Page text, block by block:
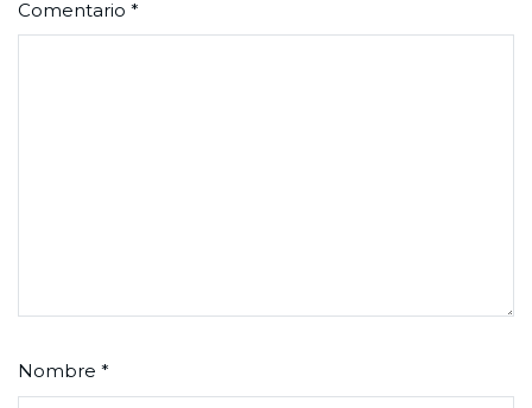
Comentario *
Nombre *